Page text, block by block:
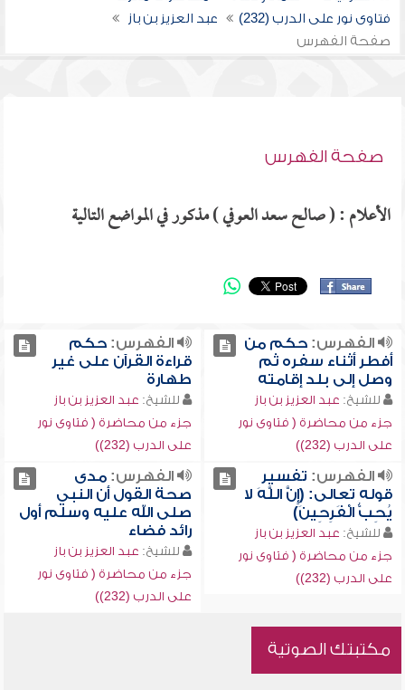
فتاوى نور على الدرب (232)
عبد العزيز بن باز
صفحة الفهرس
صفحة الفهرس
الأعلام : ( صالح سعد العوفي ) مذكور في المواضع التالية
الفهرس:حكم من
أفطر أثناء سفره ثم
وصل إلى بلد إقامته
للشيخ: عبد العزيز بن باز
جزء من محاضرة ( فتاوى نور
على الدرب (232))
الفهرس:حكم
قراءة القرآن على غير
طهارة
للشيخ: عبد العزيز بن باز
جزء من محاضرة ( فتاوى نور
على الدرب (232))
الفهرس: تفسير
قوله تعالى: (إِِنَّ اللَّهَ لا
يُحِبُّ الْفَرِحِينَ)
للشيخ: عبد العزيز بن باز
جزء من محاضرة ( فتاوى نور
على الدرب (232))
الفهرس:مدى
صحة القول أن النبي
صلى الله عليه وسلم أول
رائد فضاء
للشيخ: عبد العزيز بن باز
جزء من محاضرة ( فتاوى نور
على الدرب (232))
مكتبتك الصوتية